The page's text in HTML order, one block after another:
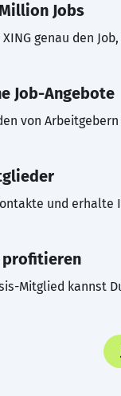
Jobs
genau den
Job-Angebote
von
und erhalte
profitieren
Mitglied kannst